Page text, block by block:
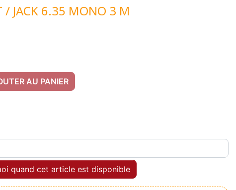
/ JACK 6.35 MONO 3 M
AU PANIER
quand cet article est disponible